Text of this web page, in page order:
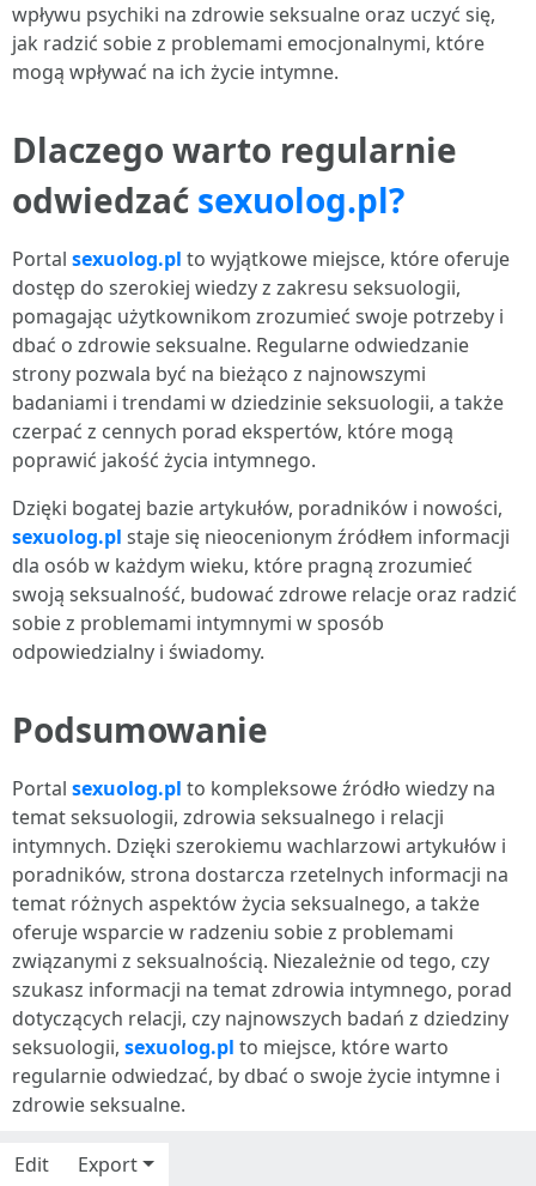
wpływu psychiki na zdrowie seksualne oraz uczyć się,
jak radzić sobie z problemami emocjonalnymi, które
mogą wpływać na ich życie intymne.
Dlaczego warto regularnie
odwiedzać sexuolog.pl?
Portal sexuolog.pl to wyjątkowe miejsce, które oferuje
dostęp do szerokiej wiedzy z zakresu seksuologii,
pomagając użytkownikom zrozumieć swoje potrzeby i
dbać o zdrowie seksualne. Regularne odwiedzanie
strony pozwala być na bieżąco z najnowszymi
badaniami i trendami w dziedzinie seksuologii, a także
czerpać z cennych porad ekspertów, które mogą
poprawić jakość życia intymnego.
Dzięki bogatej bazie artykułów, poradników i nowości,
sexuolog.pl staje się nieocenionym źródłem informacji
dla osób w każdym wieku, które pragną zrozumieć
swoją seksualność, budować zdrowe relacje oraz radzić
sobie z problemami intymnymi w sposób
odpowiedzialny i świadomy.
Podsumowanie
Portal sexuolog.pl to kompleksowe źródło wiedzy na
temat seksuologii, zdrowia seksualnego i relacji
intymnych. Dzięki szerokiemu wachlarzowi artykułów i
poradników, strona dostarcza rzetelnych informacji na
temat różnych aspektów życia seksualnego, a także
oferuje wsparcie w radzeniu sobie z problemami
związanymi z seksualnością. Niezależnie od tego, czy
szukasz informacji na temat zdrowia intymnego, porad
dotyczących relacji, czy najnowszych badań z dziedziny
seksuologii, sexuolog.pl to miejsce, które warto
regularnie odwiedzać, by dbać o swoje życie intymne i
zdrowie seksualne.
Edit Export